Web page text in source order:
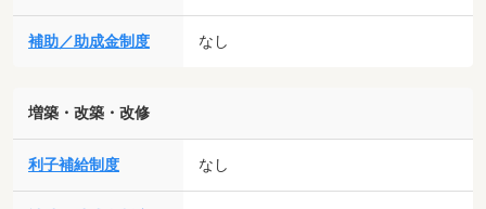
補助／助成金制度 なし
増築・改築・改修
利子補給制度 なし